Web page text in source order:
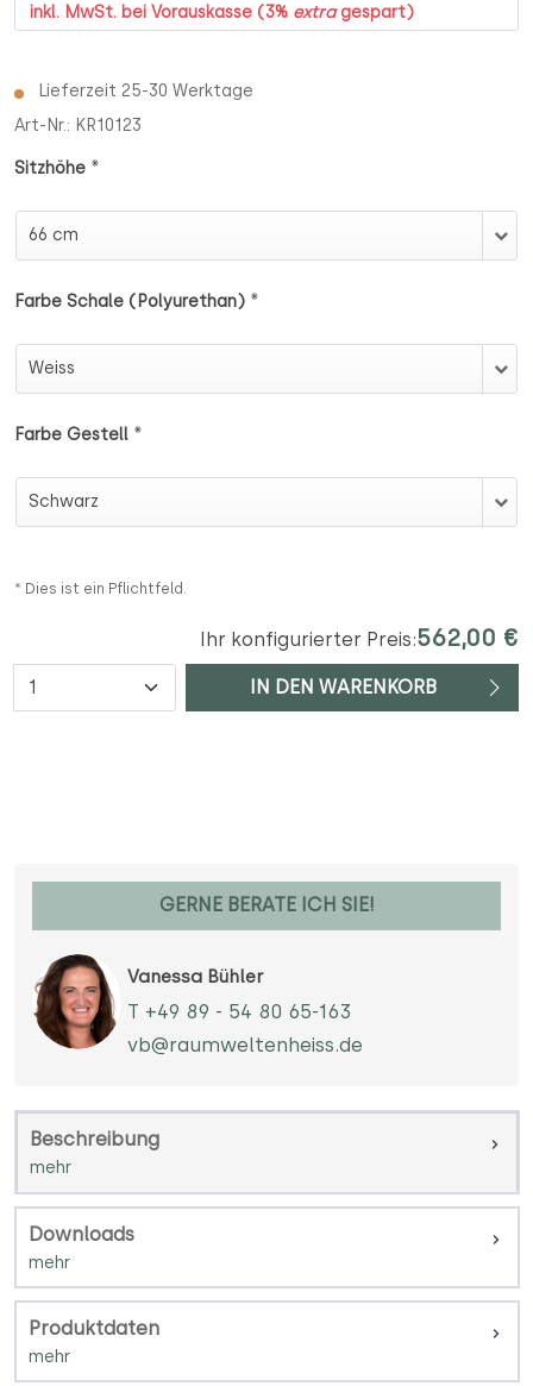
inkl. MwSt. bei Vorauskasse (3% extragespart)
Lieferzeit 25-30 Werktage
Art-Nr.: KR10123
Sitzhöhe *
Sitzhöhe
Farbe Schale (Polyurethan) *
Farbe Schale (Polyurethan)
Farbe Gestell *
Farbe Gestell
* Dies ist ein Pflichtfeld.
Ihr konfigurierter Preis:562,00 €
Anzahl IN DEN WARENKORB
GERNE BERATE ICH SIE!
Vanessa Bühler
T +49 89 - 54 80 65-163
vb@raumweltenheiss.de
Beschreibung
Downloads
Produktdaten